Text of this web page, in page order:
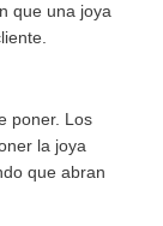
que una joya
poner. Los
la joya
que abran